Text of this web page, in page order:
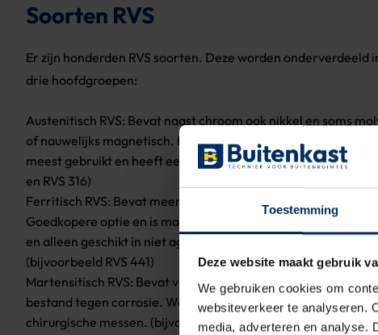
Toestemming
Deze website maakt gebruik
We gebruiken cookies om
websiteverkeer te analyseren.
media, adverteren en analyse.
Soorten RVS
Er zijn honderden RVS soorten. Deze worden onderverdeeld
drie hoofdgroepen:
Austenitisch RVS: Bevat naast chroom ook nikkel en soms
of nauwelijks magnetisch. Het is taai maar ook goed te
meest gebruikt en heeft een hoge corrosiebestendigheid
en RVS 316)
Ferritisch RVS: Bevat meer chroom en een normaal
Goedkopere optie en is magnetisch. Heeft een matige
en alleen geschikt in niet agressieve omgeving, zoals
(bijvoorbeeld RVS 441)
Martensitisch RVS: Bevat veel koolstof waardoor het staal
bestand tegen corrosie. Wordt onder meer verwerkt in
chirurgische messen. (bijvoorbeeld RVS 410)